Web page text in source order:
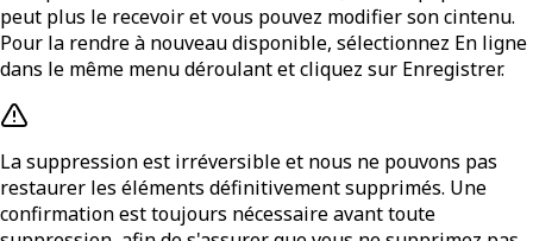
peut plus le recevoir et vous pouvez modifier son cintenu.
Pour la rendre à nouveau disponible, sélectionnez En ligne
dans le même menu déroulant et cliquez sur Enregistrer.
La suppression est irréversible et nous ne pouvons pas
restaurer les éléments définitivement supprimés. Une
confirmation est toujours nécessaire avant toute